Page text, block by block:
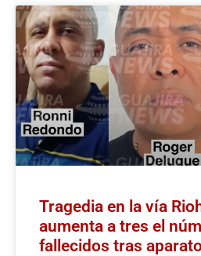
Tragedia en la vía
aumenta a tres el
fallecidos tras